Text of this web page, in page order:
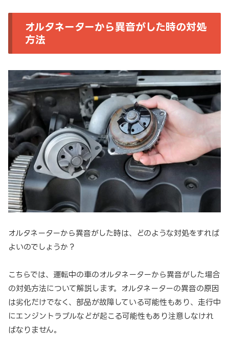
オルタネーターから異音がした時の対処
方法
オルタネーターから異音がした時は、どのような対処をすれば
よいのでしょうか？
こちらでは、運転中の車のオルタネーターから異音がした場合
の対処方法について解説します。オルタネーターの異音の原因
は劣化だけでなく、部品が故障している可能性もあり、走行中
にエンジントラブルなどが起こる可能性もあり注意しなけれ
ばなりません。